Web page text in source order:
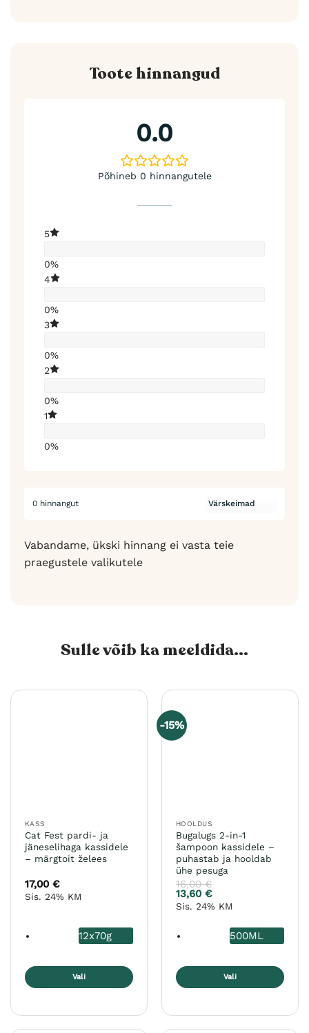
Toote hinnangud
0.0
Põhineb 0 hinnangutele
5
0%
4
0%
3
0%
2
0%
1
0%
0 hinnangut
Vabandame, ükski hinnang ei vasta teie
praegustele valikutele
Sulle võib ka meeldida...
KASS
Cat Fest pardi- ja
jäneselihaga kassidele
– märgtoit želees
17,00 €
Sis. 24% KM
12x70g
Vali
-15%
HOOLDUS
Bugalugs 2-in-1
šampoon kassidele –
puhastab ja hooldab
ühe pesuga
16,00€
13,60 €
Sis. 24% KM
500ML
Vali